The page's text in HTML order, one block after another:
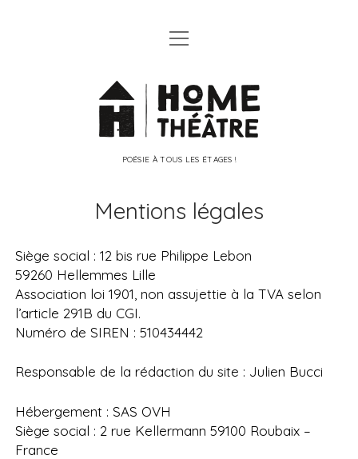
LA COMPAGNIE
L’ÉQUIPE
SERVEUR VOCAL POÉTIQUE
menu
LES DIFFÉRENTES VERSIONS
ESPACE PRESSE
PERFORMANCES ET SPECTACLES ouvrir
menu
BINGO POÉTIQUE !
LES ARPENTEURS
VOYANCE POÉTIQUE
SIESTES POÉTIQUES
instagramyoutube
ouvrir
menu
Cie
Home
Théâtre
POÉSIE À TOUS LES ÉTAGES !
Mentions légales
Siège social : 12 bis rue Philippe Lebon
59260 Hellemmes Lille
Association loi 1901, non assujettie à la TVA selon
l’article 291B du CGI.
Numéro de SIREN : 510434442
Responsable de la rédaction du site : Julien Bucci
Hébergement : SAS OVH
Siège social : 2 rue Kellermann 59100 Roubaix –
France